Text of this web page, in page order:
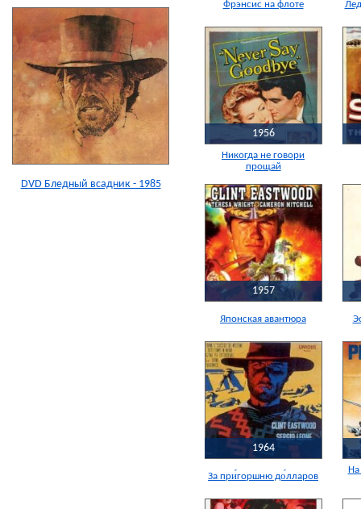
DVD Бледный всадник - 1985
Фрэнсис на флоте
Никогда не говори
прощай
1956
Японская авантюра
1957
За при́горшню до́лларов
1964
На